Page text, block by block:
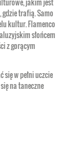
trafią. Samo
kultur. Flamenco
słońcem
z gorącym
w pełni uczcie
na taneczne